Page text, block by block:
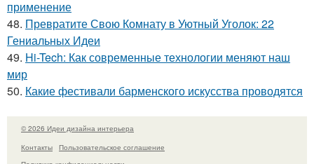
применение
48. Превратите Свою Комнату в Уютный Уголок: 22
Гениальных Идеи
49. Hi-Tech: Как современные технологии меняют наш
мир
50. Какие фестивали барменского искусства проводятся
© 2026 Идеи дизайна интерьера
Контакты
Пользовательское соглашение